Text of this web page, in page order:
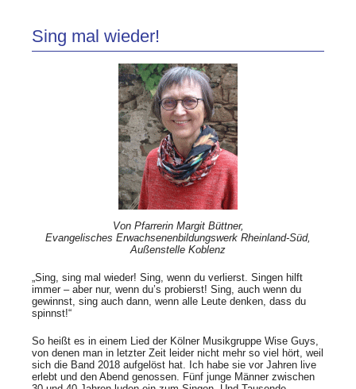
Sing mal wieder!
Von Pfarrerin Margit Büttner,
Evangelisches Erwachsenenbildungswerk Rheinland-Süd,
Außenstelle Koblenz
„Sing, sing mal wieder! Sing, wenn du verlierst. Singen hilft
immer – aber nur, wenn du’s probierst! Sing, auch wenn du
gewinnst, sing auch dann, wenn alle Leute denken, dass du
spinnst!“
So heißt es in einem Lied der Kölner Musikgruppe Wise Guys,
von denen man in letzter Zeit leider nicht mehr so viel hört, weil
sich die Band 2018 aufgelöst hat. Ich habe sie vor Jahren live
erlebt und den Abend genossen. Fünf junge Männer zwischen